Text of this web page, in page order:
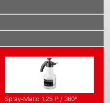
Spray-Matic 1.25 P / 360°